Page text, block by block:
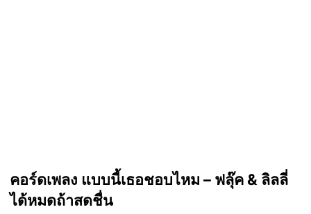
คอร์ดเพลง แบบนี้เธอชอบไหม – ฟลุ๊ค & ลิลลี่
ได้หมดถ้าสดชื่น